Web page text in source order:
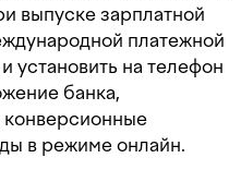
выпуске зарплатной
платежной
установить на телефон
банка,
конверсионные
в режиме онлайн.